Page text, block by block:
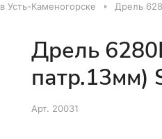
Усть-Каменогорске Дрель
Дрель
патр.13мм)
Арт. 20031